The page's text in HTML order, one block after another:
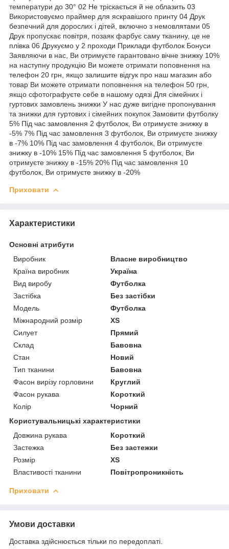
температури до 30° 02 Не тріскається й не облазить 03
Використовуємо праймер для яскравішого принту 04 Друк
безпечний для дорослих і дітей, включно з немовлятами 05
Друк пропускає повітря, позаяк фарбує саму тканину, це не
плівка 06 Друкуємо у 2 проходи Приклади футболок Бонуси
Заявляючи в нас, Ви отримуєте гарантовано вічне знижку 10%
на наступну продукцію Ви можете отримати поповнення на
телефон 20 грн, якщо залишите відгук про наш магазин або
товар Ви можете отримати поповнення на телефон 50 грн,
якщо сфотографуєте себе в нашому одязі Для сімейних і
гуртових замовлень знижки У нас дуже вигідне пропонування
та знижки для гуртових і сімейних покупок Замовити футболку
5% Під час замовлення 2 футболок, Ви отримуєте знижку в
-5% 7% Під час замовлення 3 футболок, Ви отримуєте знижку
в -7% 10% Під час замовлення 4 футболок, Ви отримуєте
знижку в -10% 15% Під час замовлення 5 футболок, Ви
отримуєте знижку в -15% 20% Під час замовлення 10
футболок, Ви отримуєте знижку в -20%
Приховати
Характеристики
Основні атрибути
Виробник
Власне виробництво
Країна виробник
Україна
Вид виробу
Футболка
Застібка
Без застібки
Модель
Футболка
Міжнародний розмір
XS
Силует
Прямий
Склад
Бавовна
Стан
Новий
Тип тканини
Бавовна
Фасон вирізу горловини
Круглий
Фасон рукава
Короткий
Колір
Чорний
Користувальницькі характеристики
Довжина рукава
Короткий
Застежка
Без застежки
Розмір
XS
Властивості тканини
Повітропроникність
Приховати
Умови доставки
Доставка здійснюється тільки по передоплаті.